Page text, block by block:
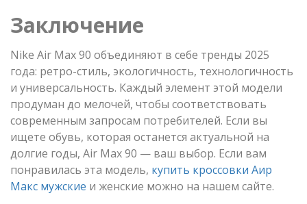
Заключение
Nike Air Max 90 объединяют в себе тренды 2025
года: ретро-стиль, экологичность, технологичность
и универсальность. Каждый элемент этой модели
продуман до мелочей, чтобы соответствовать
современным запросам потребителей. Если вы
ищете обувь, которая останется актуальной на
долгие годы, Air Max 90 — ваш выбор. Если вам
понравилась эта модель, купить кроссовки Аир
Макс мужские и женские можно на нашем сайте.